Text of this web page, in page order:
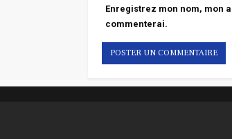
Enregistrez mon nom, mon
commenterai.